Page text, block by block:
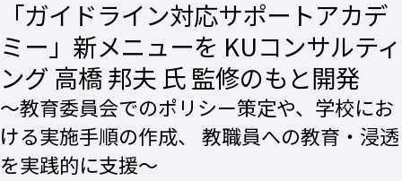
「ガイドライン対応サポートアカデ
ミー」新メニューを KUコンサルティ
ング 高橋 邦夫 氏 監修のもと開発
～教育委員会でのポリシー策定や、学校にお
ける実施手順の作成、 教職員への教育・浸透
を実践的に支援～